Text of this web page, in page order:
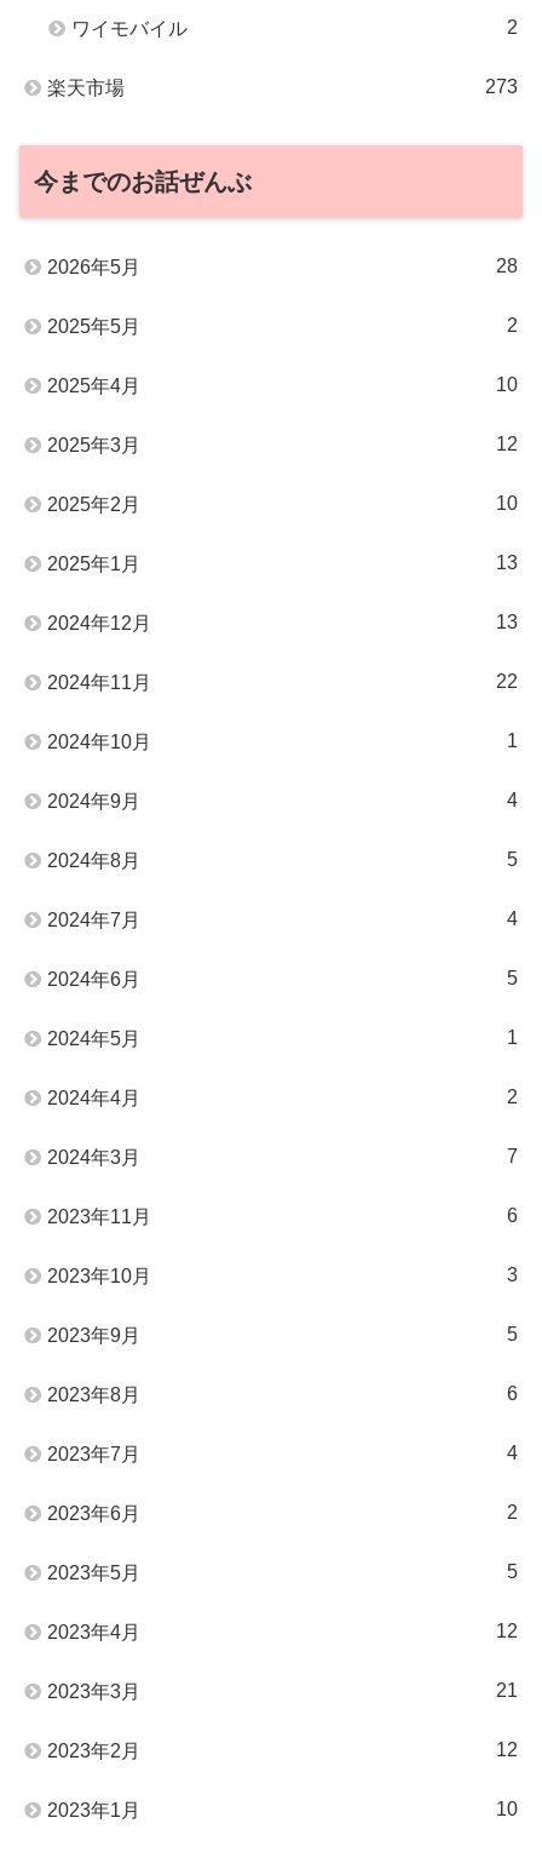
ワイモバイル 2
楽天市場 273
今までのお話ぜんぶ
2026年5月 28
2025年5月 2
2025年4月 10
2025年3月 12
2025年2月 10
2025年1月 13
2024年12月 13
2024年11月 22
2024年10月 1
2024年9月 4
2024年8月 5
2024年7月 4
2024年6月 5
2024年5月 1
2024年4月 2
2024年3月 7
2023年11月 6
2023年10月 3
2023年9月 5
2023年8月 6
2023年7月 4
2023年6月 2
2023年5月 5
2023年4月 12
2023年3月 21
2023年2月 12
2023年1月 10